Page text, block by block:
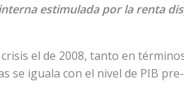
estimulada por la renta
el de 2008, tanto en
se iguala con el nivel de PIB